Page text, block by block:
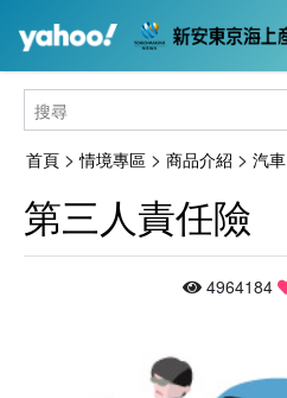
首頁 > 情境專區 > 商品介紹 > 汽車
第三人責任險
4964184